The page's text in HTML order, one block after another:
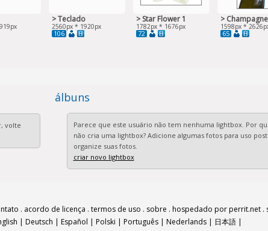
> Teclado
2560px * 1920px
106
> Star Flower 1
1782px * 1676px
72
>
1598px *
65
volte
álbuns
Parece que este usuário não tem nenhuma lightbox. Por
não cria uma lightbox? Adicione algumas fotos para uso
organize suas fotos.
criar novo lightbox
. acordo de licença . termos de uso . sobre . hospedado por perrit.net.
| Deutsch | Español | Polski | Português | Nederlands | 日本語 |